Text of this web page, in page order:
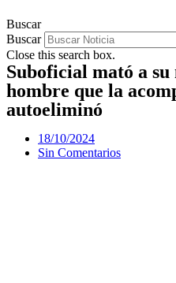
Buscar
Buscar
Close this search box.
Suboficial mató a
hombre que la
autoeliminó
18/10/2024
Sin Comentarios